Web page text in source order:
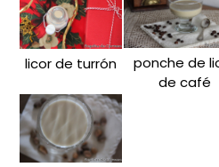
licor de turrón
ponche de
de café